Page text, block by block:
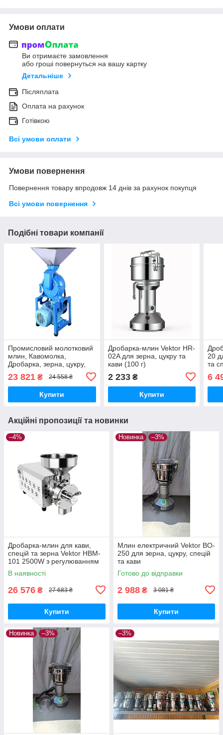
Умови оплати
Ви отримаєте замовлення
або гроші повернуться на вашу картку
Детальніше
Післяплата
Оплата на рахунок
Готівкою
Всі умови оплати
Умови повернення
Повернення товару впродовж 14 днів за рахунок покупця
Всі умови повернення
Подібні товари компанії
Промисловий молотковий
млин, Кавомолка,
Дробарка, зерна, цукру,
23 821 ₴ 24 558 ₴
Купити
Дробарка-млин Vektor HR-
02A для зерна, цукру та
кави (100 г)
2 233₴
Купити
20
та
6
Акційні пропозиції та новинки
–4%
Дробарка-млин для кави,
спецій та зерна Vektor HBM-
101 2500W з регулюванням
помолу
В наявності
26 576 ₴ 27 683 ₴
Купити
Новинка –3%
Млин електричний Vektor BO-
250 для зерна, цукру, спецій
та кави
Готово до відправки
2 988 ₴ 3 081 ₴
Купити
Новинка –3% –3%